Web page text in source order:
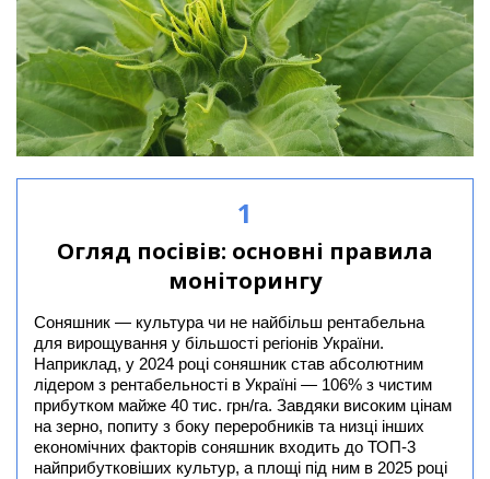
1
Огляд посівів: основні правила
моніторингу
Соняшник — культура чи не найбільш рентабельна
для вирощування у більшості регіонів України.
Наприклад, у 2024 році соняшник став абсолютним
лідером з рентабельності в Україні — 106% з чистим
прибутком майже 40 тис. грн/га. Завдяки високим цінам
на зерно, попиту з боку переробників та низці інших
економічних факторів соняшник входить до ТОП-3
найприбутковіших культур, а площі під ним в 2025 році